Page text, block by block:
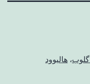
، هالیوود